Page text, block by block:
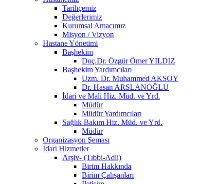
Tarihçemiz
Değerlerimiz
Kurumsal Amacımız
Misyon / Vizyon
Hastane Yönetimi
Başhekim
Doç.Dr. Özgür Ömer YILDIZ
Başhekim Yardımcıları
Uzm. Dr. Muhammed AKSOY
Dr. Hasan ARSLANOĞLU
İdari ve Mali Hiz. Müd. ve Yrd.
Müdür
Müdür Yardımcıları
Sağlık Bakım Hiz. Müd. ve Yrd.
Müdür
Organizasyon Şeması
İdari Hizmetler
Arşiv- (Tıbbi-Adli)
Birim Hakkında
Birim Çalışanları